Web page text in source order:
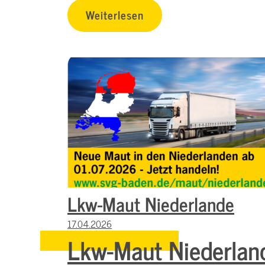
Weiterlesen
Lkw-Maut Niederlande
17.04.2026
Lkw-Maut